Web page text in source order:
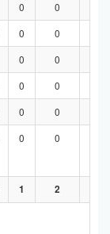
0 0
0 0
0 0
0 0
0 0
0 0
1 2